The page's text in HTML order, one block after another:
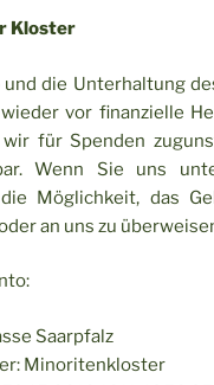
Kloster
und die Unterhaltung
vor finanzielle
für Spenden
Wenn Sie uns
Möglichkeit, das
an uns zu
Saarpfalz
Minoritenkloster